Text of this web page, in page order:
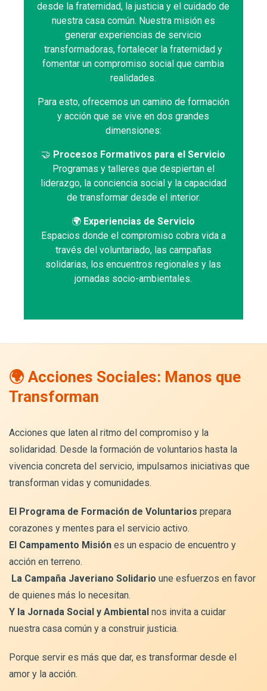
desde la fraternidad, la justicia y el cuidado de
nuestra casa común. Nuestra misión es
generar experiencias de servicio
transformadoras, fortalecer la fraternidad y
fomentar un compromiso social que cambia
realidades.
Para esto, ofrecemos un camino de formación
y acción que se vive en dos grandes
dimensiones:
🤝 Procesos Formativos para el Servicio
Programas y talleres que despiertan el
liderazgo, la conciencia social y la capacidad
de transformar desde el interior.
🌍 Experiencias de Servicio
Espacios donde el compromiso cobra vida a
través del voluntariado, las campañas
solidarias, los encuentros regionales y las
jornadas socio-ambientales.
🌍 Acciones Sociales: Manos que
Transforman
Acciones que laten al ritmo del compromiso y la
solidaridad. Desde la formación de voluntarios hasta la
vivencia concreta del servicio, impulsamos iniciativas que
transforman vidas y comunidades.
El Programa de Formación de Voluntarios prepara
corazones y mentes para el servicio activo.
El Campamento Misión es un espacio de encuentro y
acción en terreno.
La Campaña Javeriano Solidario une esfuerzos en favor
de quienes más lo necesitan.
Y la Jornada Social y Ambiental nos invita a cuidar
nuestra casa común y a construir justicia.
Porque servir es más que dar, es transformar desde el
amor y la acción.